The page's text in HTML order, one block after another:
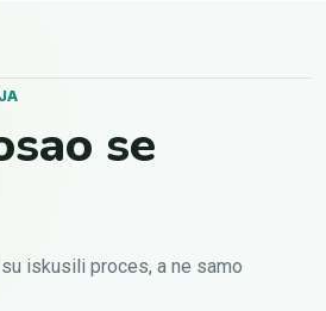
se
iskusili proces, a ne samo